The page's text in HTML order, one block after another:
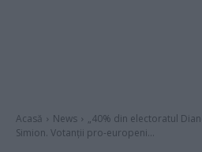
Acasă News
„40% din electoratul
Simion. Votanții pro-europeni...